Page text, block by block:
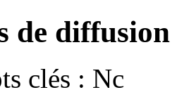
de diffusion
clés : Nc